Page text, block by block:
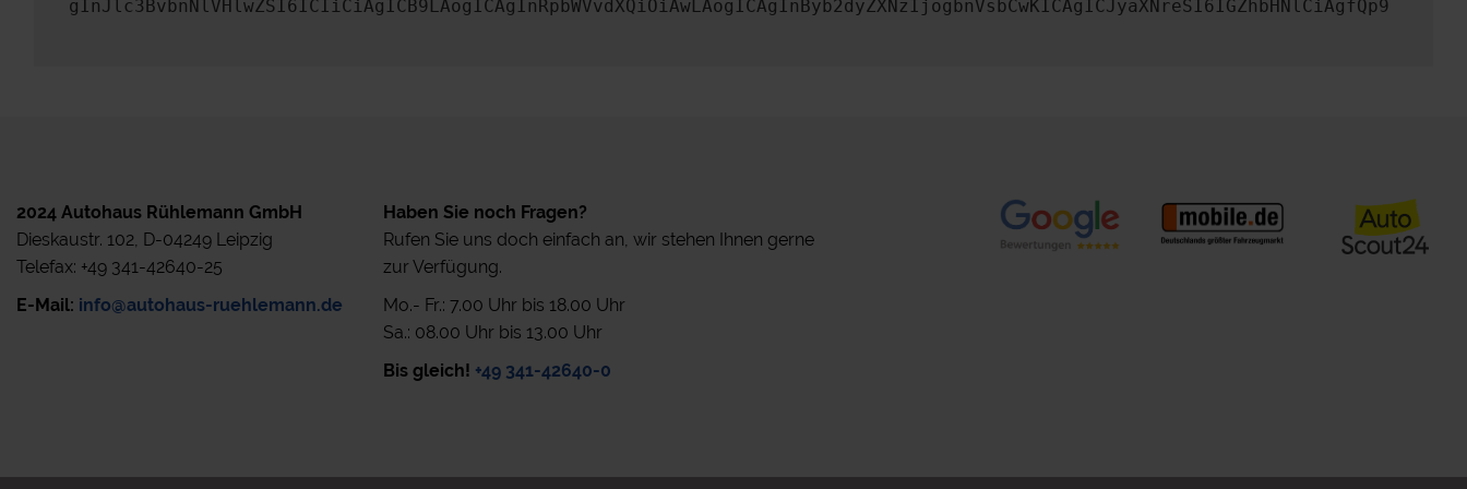
gInJlc3BvbnNlVHlwZSI6ICIiCiAgICB9LAogICAgInRpbWVvdXQiOiAwLAogICAgInByb2dyZXNzIjogbnVsbCwKICAgICJyaXNreSI6IGZhbHNlCiAgfQp9
2024 Autohaus Rühlemann GmbH
Dieskaustr. 102, D-04249 Leipzig
Telefax: +49 341-42640-25
E-Mail: info@autohaus-ruehlemann.de
Haben Sie noch Fragen?
Rufen Sie uns doch einfach an, wir stehen Ihnen gerne
zur Verfügung.
Mo.- Fr.: 7.00 Uhr bis 18.00 Uhr
Sa.: 08.00 Uhr bis 13.00 Uhr
Bis gleich! +49 341-42640-0